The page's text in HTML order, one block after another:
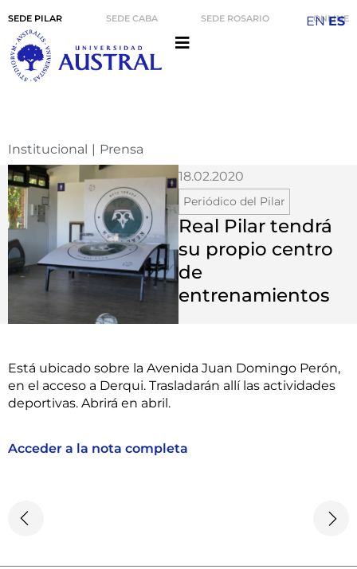
SEDE PILAR SEDE CABA SEDE ROSARIO ONLINE
Institucional | Prensa
18.02.2020
Periódico del Pilar
Real Pilar tendrá
su propio centro
de
entrenamientos
Está ubicado sobre la Avenida Juan Domingo Perón,
en el acceso a Derqui. Trasladarán allí las actividades
deportivas. Abrirá en abril.
Acceder a la nota completa
EN ES